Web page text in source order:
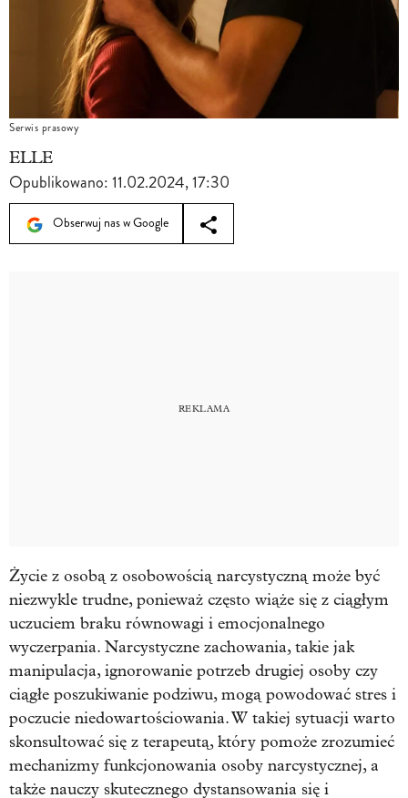
Serwis prasowy
ELLE
Opublikowano:11.02.2024, 17:30
Obserwuj nas w Google
Życie z osobą z osobowością narcystyczną może być
niezwykle trudne, ponieważ często wiąże się z ciągłym
uczuciem braku równowagi i emocjonalnego
wyczerpania. Narcystyczne zachowania, takie jak
manipulacja, ignorowanie potrzeb drugiej osoby czy
ciągłe poszukiwanie podziwu, mogą powodować stres i
poczucie niedowartościowania. W takiej sytuacji warto
skonsultować się z terapeutą, który pomoże zrozumieć
mechanizmy funkcjonowania osoby narcystycznej, a
także nauczy skutecznego dystansowania się i